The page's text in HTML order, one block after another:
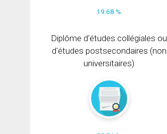
19.68 %
Diplôme d'études collégiales ou
d'études postsecondaires (non
universitaires)